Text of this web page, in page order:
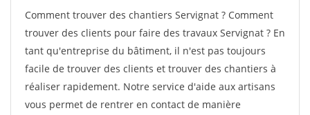
Comment trouver des chantiers Servignat ? Comment
trouver des clients pour faire des travaux Servignat ? En
tant qu'entreprise du bâtiment, il n'est pas toujours
facile de trouver des clients et trouver des chantiers à
réaliser rapidement. Notre service d'aide aux artisans
vous permet de rentrer en contact de manière